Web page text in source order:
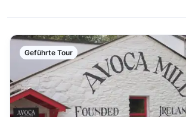
Geführte Tour